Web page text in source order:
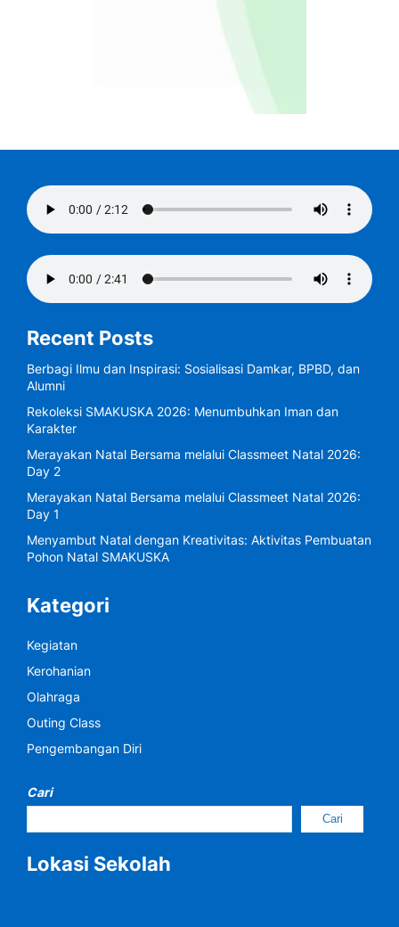
Recent Posts
Berbagi Ilmu dan Inspirasi: Sosialisasi Damkar, BPBD, dan
Alumni
Rekoleksi SMAKUSKA 2026: Menumbuhkan Iman dan
Karakter
Merayakan Natal Bersama melalui Classmeet Natal 2026:
Day 2
Merayakan Natal Bersama melalui Classmeet Natal 2026:
Day 1
Menyambut Natal dengan Kreativitas: Aktivitas Pembuatan
Pohon Natal SMAKUSKA
Kategori
Kegiatan
Kerohanian
Olahraga
Outing Class
Pengembangan Diri
Cari
Cari
Lokasi Sekolah